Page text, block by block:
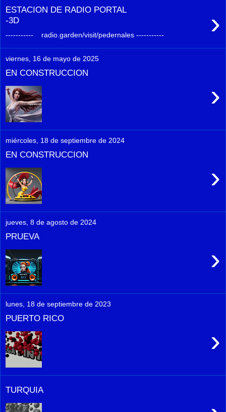
ESTACION DE RADIO PORTAL
-3D
›
----------- radio.garden/visit/pedernales -----------
viernes, 16 de mayo de 2025
EN CONSTRUCCION
›
miércoles, 18 de septiembre de 2024
EN CONSTRUCCION
›
jueves, 8 de agosto de 2024
PRUEVA
›
lunes, 18 de septiembre de 2023
PUERTO RICO
›
TURQUIA